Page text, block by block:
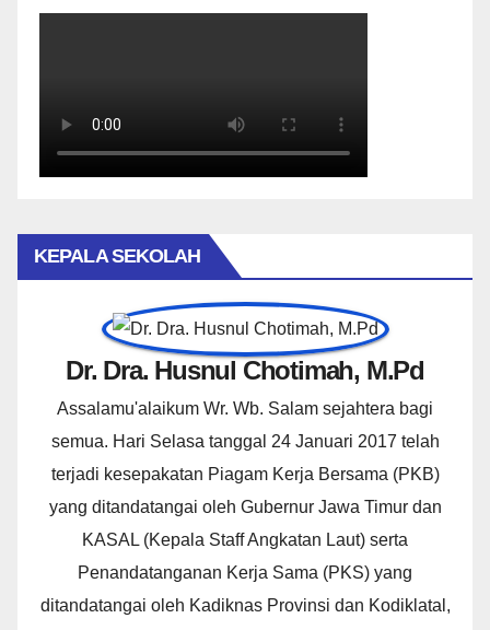
KEPALA SEKOLAH
Dr. Dra. Husnul Chotimah, M.Pd
Assalamu'alaikum Wr. Wb. Salam sejahtera bagi
semua. Hari Selasa tanggal 24 Januari 2017 telah
terjadi kesepakatan Piagam Kerja Bersama (PKB)
yang ditandatangai oleh Gubernur Jawa Timur dan
KASAL (Kepala Staff Angkatan Laut) serta
Penandatanganan Kerja Sama (PKS) yang
ditandatangai oleh Kadiknas Provinsi dan Kodiklatal,